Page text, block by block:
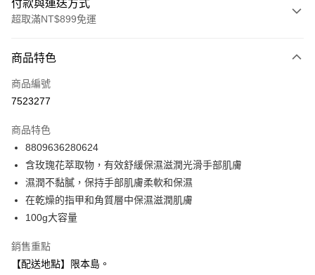
付款與運送方式
超取滿NT$899免運
信用卡一次付款
超商取貨付款
Apple Pay
街口支付
悠遊付
Google Pay
全盈+PAY
商品特色
商品編號
7523277
商品特色
8809636280624
含玫瑰花萃取物，有效舒緩保濕滋潤光滑手部肌膚
濕潤不黏膩，保持手部肌膚柔軟和保濕
在乾燥的指甲和角質層中保濕滋潤肌膚
100g大容量
銷售重點
【配送地點】限本島。